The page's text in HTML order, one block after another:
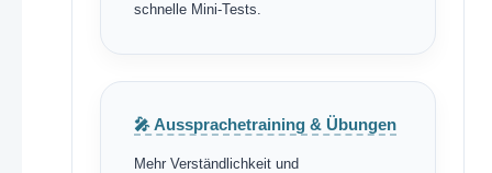
schnelle Mini-Tests.
🎤 Aussprachetraining & Übungen
Mehr Verständlichkeit und